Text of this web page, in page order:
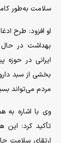
سلامت به‌طور
او افزود: طرح
بهداشت در
ایرانی در حوزه
بخشی از سبد
مردم می‌تواند
وی با اشاره به
تأکید کرد: این
ارتقای سلامت